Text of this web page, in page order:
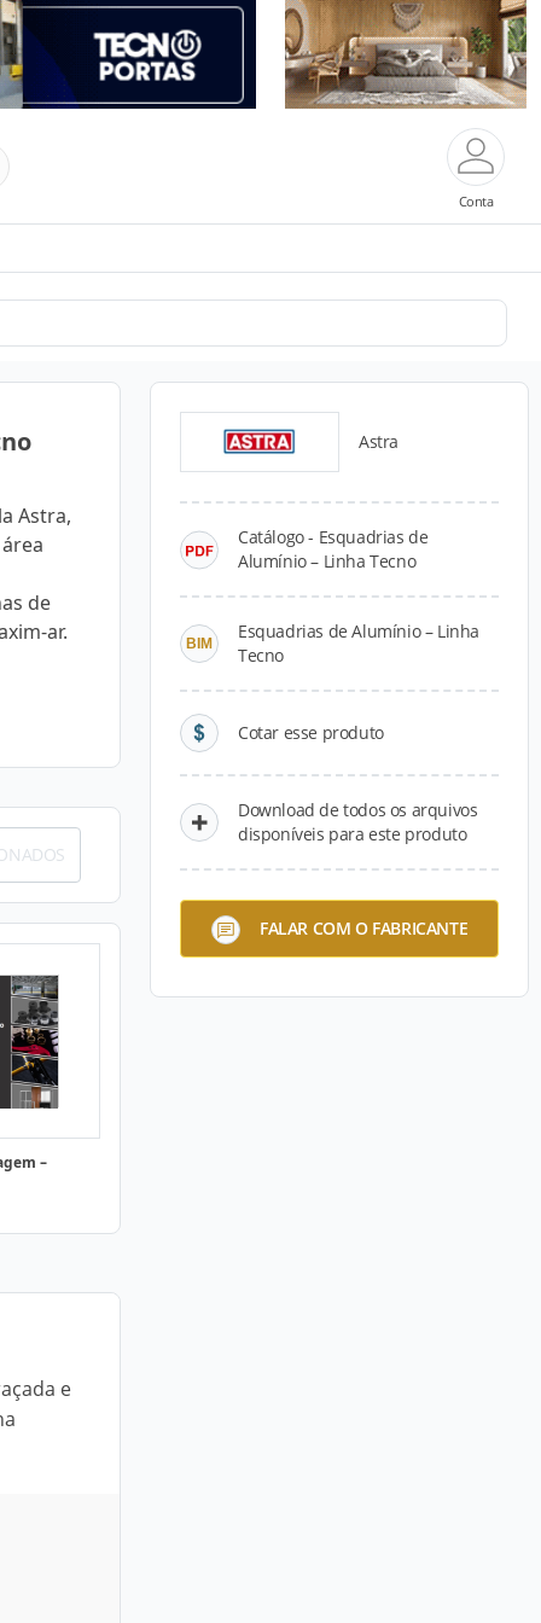
Conta
Astra,
de
ar.
Astra
Catálogo - Esquadrias de
Alumínio – Linha Tecno
Esquadrias de Alumínio – Linha
Tecno
Cotar esse produto
Download de todos os arquivos
disponíveis para este produto
FALAR COM O FABRICANTE
–
e